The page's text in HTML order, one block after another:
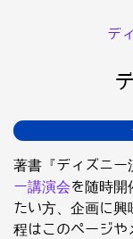
デ
著書『ディズニ
ー講演会を随時
たい方、企画に興
程はこのページや